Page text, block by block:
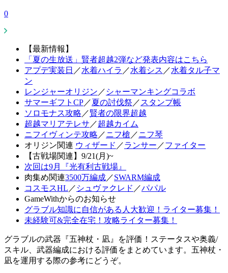
0
【最新情報】
「夏の生放送」賢者超越2弾など発表内容はこちら
アプデ実装日 ／水着ハイラ ／水着シス ／水着タル子マ
ン
レンジャーオリジン ／ シャーマンキングコラボ
サマーギフトCP／夏の討伐祭 ／ スタンプ帳
ソロモナス攻略 ／賢者の限界超越
超越マリアテレサ ／超越カイム
ニフイヴィンテ攻略 ／ニフ槍 ／ニフ琴
オリジン関連 ウィザード ／ランサー ／ファイター
【古戦場関連】9/21(月)~
次回は9月『光有利古戦場』
肉集め関連3500万編成／SWARM編成
コスモスHL ／ シュヴァクレド ／パパル
GameWithからのお知らせ
グラブル知識に自信がある人大歓迎！ライター募集！
未経験可&完全在宅！攻略ライター募集！
グラブルの武器『五神杖・凪』を評価！ステータスや奥義/
スキル、武器編成における評価をまとめています。五神杖・
凪を運用する際の参考にどうぞ。